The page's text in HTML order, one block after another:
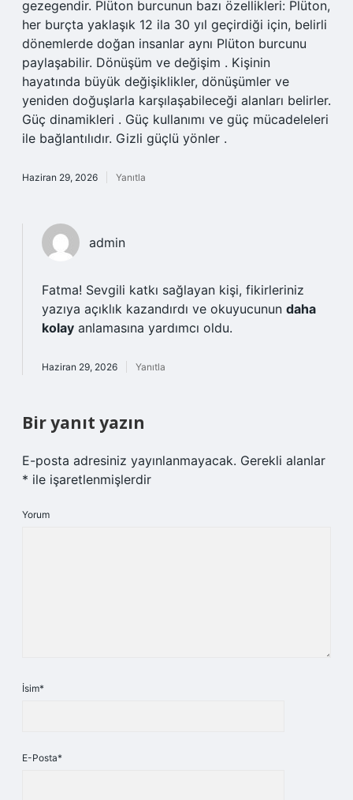
gezegendir. Plüton burcunun bazı özellikleri: Plüton,
her burçta yaklaşık 12 ila 30 yıl geçirdiği için, belirli
dönemlerde doğan insanlar aynı Plüton burcunu
paylaşabilir. Dönüşüm ve değişim . Kişinin
hayatında büyük değişiklikler, dönüşümler ve
yeniden doğuşlarla karşılaşabileceği alanları belirler.
Güç dinamikleri . Güç kullanımı ve güç mücadeleleri
ile bağlantılıdır. Gizli güçlü yönler .
Haziran 29, 2026 Yanıtla
admin
Fatma! Sevgili katkı sağlayan kişi, fikirleriniz
yazıya açıklık kazandırdı ve okuyucunun daha
kolay anlamasına yardımcı oldu.
Haziran 29, 2026 Yanıtla
Bir yanıt yazın
E-posta adresiniz yayınlanmayacak. Gerekli alanlar
* ile işaretlenmişlerdir
Yorum
İsim*
E-Posta*